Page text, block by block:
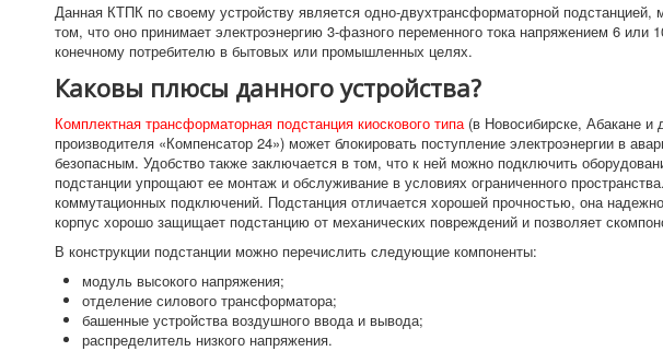
Данная КТПК по своему устройству является одно-двухтрансформаторной
том, что оно принимает электроэнергию 3-фазного переменного тока напряжением 6 или
конечному потребителю в бытовых или промышленных целях.
Каковы плюсы данного устройства?
Комплектная трансформаторная подстанция киоскового типа(в Новосибирске, Абакане и
производителя «Компенсатор 24») может блокировать поступление электроэнергии в
безопасным. Удобство также заключается в том, что к ней можно подключить
подстанции упрощают ее монтаж и обслуживание в условиях ограниченного
коммутационных подключений. Подстанция отличается хорошей прочностью, она
корпус хорошо защищает подстанцию от механических повреждений и позволяет
В конструкции подстанции можно перечислить следующие компоненты:
модуль высокого напряжения;
отделение силового трансформатора;
башенные устройства воздушного ввода и вывода;
распределитель низкого напряжения.